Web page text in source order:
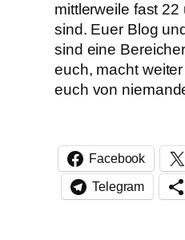
mittlerweile fast
sind. Euer Blog
sind eine
euch, macht
euch von
Facebook
Telegram